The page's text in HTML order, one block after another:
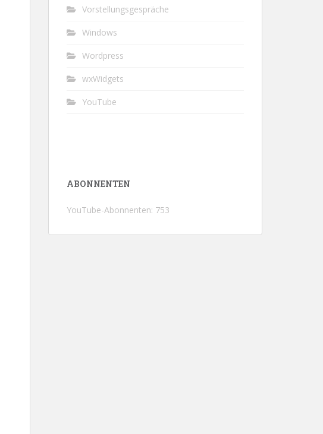
Vorstellungsgespräche
Windows
Wordpress
wxWidgets
YouTube
ABONNENTEN
YouTube-Abonnenten: 753